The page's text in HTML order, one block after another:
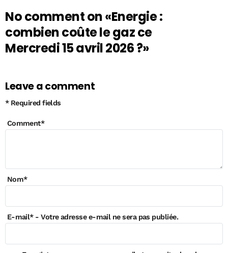
No comment on«Energie :
combien coûte le gaz ce
Mercredi 15 avril 2026 ?»
Leave a comment
* Required fields
Comment*
Nom*
E-mail*- Votre adresse e-mail ne sera pas publiée.